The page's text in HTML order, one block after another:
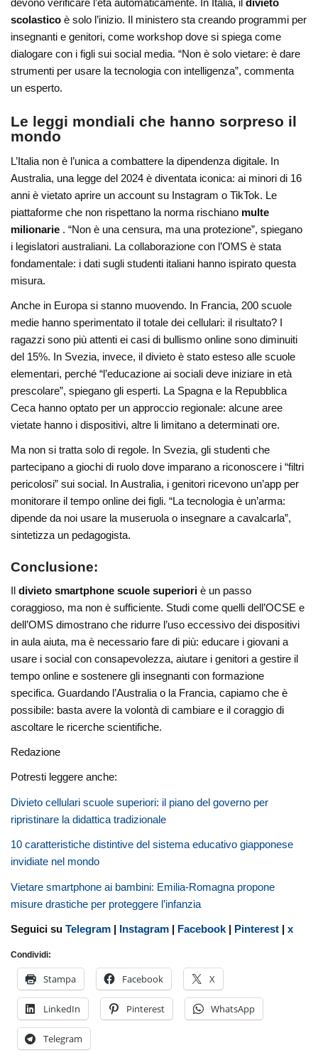
scolastico è solo l’inizio. Il ministero sta creando programmi per
insegnanti e genitori, come workshop dove si spiega come
dialogare con i figli sui social media. “Non è solo vietare: è dare
strumenti per usare la tecnologia con intelligenza”, commenta
un esperto.
Le leggi mondiali che hanno sorpreso il
mondo
L’Italia non è l’unica a combattere la dipendenza digitale. In
Australia, una legge del 2024 è diventata iconica: ai minori di 16
anni è vietato aprire un account su Instagram o TikTok. Le
piattaforme che non rispettano la norma rischiano multe
milionarie . “Non è una censura, ma una protezione”, spiegano
i legislatori australiani. La collaborazione con l’OMS è stata
fondamentale: i dati sugli studenti italiani hanno ispirato questa
misura.
Anche in Europa si stanno muovendo. In Francia, 200 scuole
medie hanno sperimentato il totale dei cellulari: il risultato? I
ragazzi sono più attenti ei casi di bullismo online sono diminuiti
del 15%. In Svezia, invece, il divieto è stato esteso alle scuole
elementari, perché “l’educazione ai sociali deve iniziare in età
prescolare”, spiegano gli esperti. La Spagna e la Repubblica
Ceca hanno optato per un approccio regionale: alcune aree
vietate hanno i dispositivi, altre li limitano a determinati ore.
Ma non si tratta solo di regole. In Svezia, gli studenti che
partecipano a giochi di ruolo dove imparano a riconoscere i “filtri
pericolosi” sui social. In Australia, i genitori ricevono un’app per
monitorare il tempo online dei figli. “La tecnologia è un’arma:
dipende da noi usare la museruola o insegnare a cavalcarla”,
sintetizza un pedagogista.
Conclusione:
Ildivieto smartphone scuole superiori è un passo
coraggioso, ma non è sufficiente. Studi come quelli dell’OCSE e
dell’OMS dimostrano che ridurre l’uso eccessivo dei dispositivi
in ​​aula aiuta, ma è necessario fare di più: educare i giovani a
usare i social con consapevolezza, aiutare i genitori a gestire il
tempo online e sostenere gli insegnanti con formazione
specifica. Guardando l’Australia o la Francia, capiamo che è
possibile: basta avere la volontà di cambiare e il coraggio di
ascoltare le ricerche scientifiche.
Redazione
Potresti leggere anche:
Divieto cellulari scuole superiori: il piano del governo per
ripristinare la didattica tradizionale
10 caratteristiche distintive del sistema educativo giapponese
invidiate nel mondo
Vietare smartphone ai bambini: Emilia-Romagna propone
misure drastiche per proteggere l’infanzia
Seguici suTelegram | Instagram | Facebook | Pinterest |x
Condividi:
Stampa Facebook X
LinkedIn Pinterest WhatsApp
Telegram